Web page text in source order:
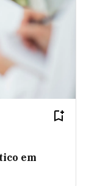
em